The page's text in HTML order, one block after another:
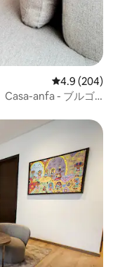
レビュー204
4.9 (204)
anfa - ブルゴ